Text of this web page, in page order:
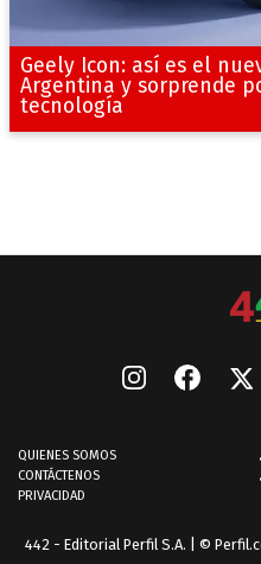
Geely Icon: así es el
Argentina y sorprende
tecnología
QUIENES SOMOS
CONTÁCTENOS
PRIVACIDAD
442 - Editorial Perfil S.A. | ©